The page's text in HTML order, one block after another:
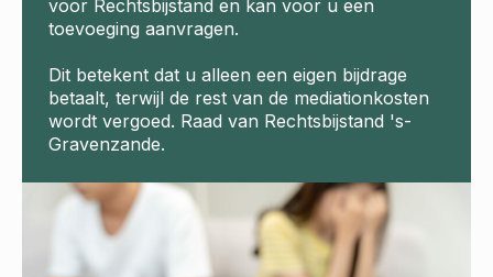
voor Rechtsbijstand en kan voor u een
toevoeging aanvragen.
Dit betekent dat u alleen een eigen bijdrage
betaalt, terwijl de rest van de mediationkosten
wordt vergoed. Raad van Rechtsbijstand 's-
Gravenzande.